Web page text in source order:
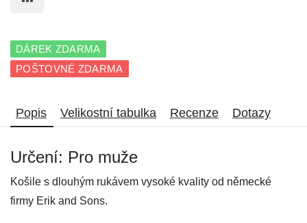
DÁREK ZDARMA
POŠTOVNÉ ZDARMA
Popis Velikostní tabulka Recenze Dotazy
Určení: Pro muže
Košile s dlouhým rukávem vysoké kvality od německé
firmy Erik and Sons.